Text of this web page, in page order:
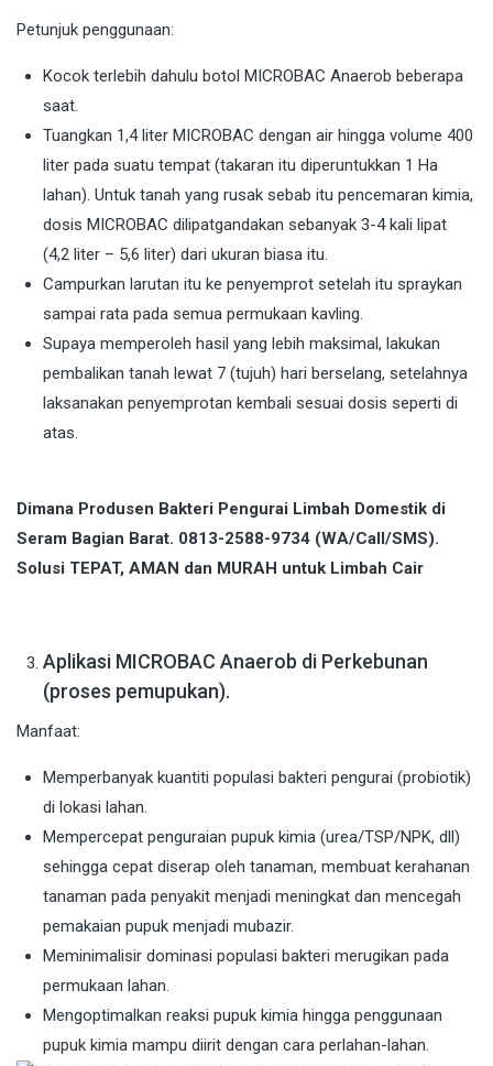
Petunjuk penggunaan:
Kocok terlebih dahulu botol MICROBAC Anaerob beberapa
saat.
Tuangkan 1,4 liter MICROBAC dengan air hingga volume 400
liter pada suatu tempat (takaran itu diperuntukkan 1 Ha
lahan). Untuk tanah yang rusak sebab itu pencemaran kimia,
dosis MICROBAC dilipatgandakan sebanyak 3-4 kali lipat
(4,2 liter – 5,6 liter) dari ukuran biasa itu.
Campurkan larutan itu ke penyemprot setelah itu spraykan
sampai rata pada semua permukaan kavling.
Supaya memperoleh hasil yang lebih maksimal, lakukan
pembalikan tanah lewat 7 (tujuh) hari berselang, setelahnya
laksanakan penyemprotan kembali sesuai dosis seperti di
atas.
Dimana Produsen Bakteri Pengurai Limbah Domestik di
Seram Bagian Barat. 0813-2588-9734 (WA/Call/SMS).
Solusi TEPAT, AMAN dan MURAH untuk Limbah Cair
Aplikasi MICROBAC Anaerob di Perkebunan
(proses pemupukan).
Manfaat:
Memperbanyak kuantiti populasi bakteri pengurai (probiotik)
di lokasi lahan.
Mempercepat penguraian pupuk kimia (urea/TSP/NPK, dll)
sehingga cepat diserap oleh tanaman, membuat kerahanan
tanaman pada penyakit menjadi meningkat dan mencegah
pemakaian pupuk menjadi mubazir.
Meminimalisir dominasi populasi bakteri merugikan pada
permukaan lahan.
Mengoptimalkan reaksi pupuk kimia hingga penggunaan
pupuk kimia mampu diirit dengan cara perlahan-lahan.